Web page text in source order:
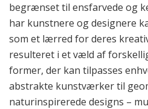
begrænset til ensfarvede og
har kunstnere og designere
som et lærred for deres
resulteret i et væld af
former, der kan tilpasses
abstrakte kunstværker til
naturinspirerede designs –